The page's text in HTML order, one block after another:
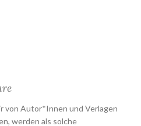
von Autor*Innen und Verlagen
werden als solche